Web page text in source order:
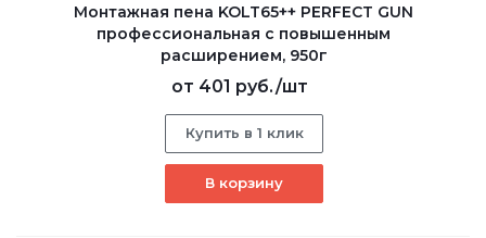
Монтажная пена KOLT65++ PERFECT GUN
профессиональная с повышенным
расширением, 950г
от 401 руб./шт
Купить в 1 клик
В корзину